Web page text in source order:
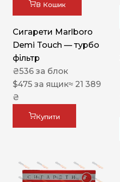
В Кошик
Сигарети Marlboro
Demi Touch — турбо
фільтр
₴536 за блок
$475 за ящик≈ 21 389
₴
Купити